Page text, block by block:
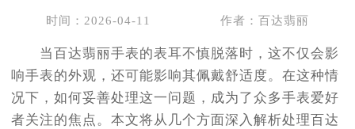
时间：2026-04-11 作者：百达翡丽
当百达翡丽手表的表耳不慎脱落时，这不仅会影
响手表的外观，还可能影响其佩戴舒适度。在这种情
况下，如何妥善处理这一问题，成为了众多手表爱好
者关注的焦点。本文将从几个方面深入解析处理百达